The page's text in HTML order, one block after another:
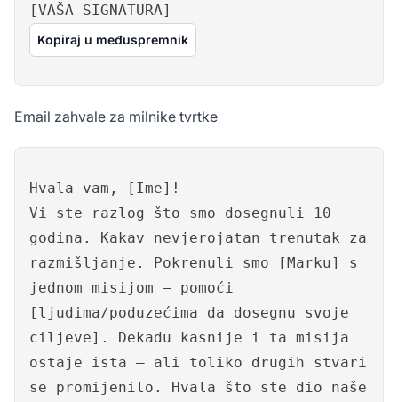
[VAŠA SIGNATURA]
Kopiraj u međuspremnik
Email zahvale za milnike tvrtke
Hvala vam, [Ime]!
Vi ste razlog što smo dosegnuli 10
godina. Kakav nevjerojatan trenutak za
razmišljanje. Pokrenuli smo [Marku] s
jednom misijom – pomoći
[ljudima/poduzećima da dosegnu svoje
ciljeve]. Dekadu kasnije i ta misija
ostaje ista – ali toliko drugih stvari
se promijenilo. Hvala što ste dio naše